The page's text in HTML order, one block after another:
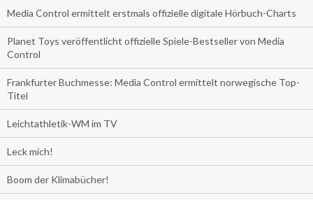
Media Control ermittelt erstmals offizielle digitale Hörbuch-Charts
Planet Toys veröffentlicht offizielle Spiele-Bestseller von Media
Control
Frankfurter Buchmesse: Media Control ermittelt norwegische Top-
Titel
Leichtathletik-WM im TV
Leck mich!
Boom der Klimabücher!